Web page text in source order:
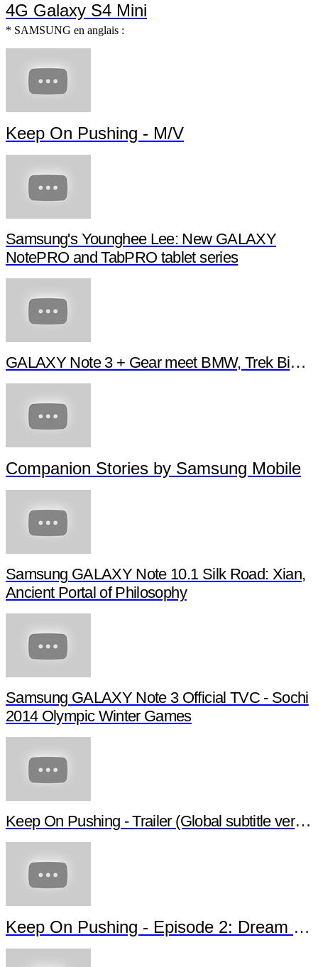
4G Galaxy S4 Mini
* SAMSUNG en anglais :
Keep On Pushing - M/V
Samsung's Younghee Lee: New GALAXY
NotePRO and TabPRO tablet series
GALAXY Note 3 + Gear meet BMW, Trek Bikes
Companion Stories by Samsung Mobile
Samsung GALAXY Note 10.1 Silk Road: Xian,
Ancient Portal of Philosophy
Samsung GALAXY Note 3 Official TVC - Sochi
2014 Olympic Winter Games
Keep On Pushing - Trailer (Global subtitle
Keep On Pushing - Episode 2: Dream of